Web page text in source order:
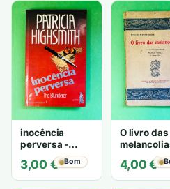
inocência
perversa -
PATRICIA
HIGHSMITH
3,00 € Bom
O livro das
4,00€